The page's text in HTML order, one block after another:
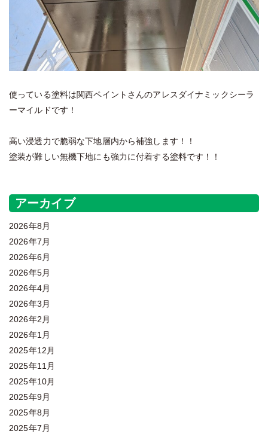
使っている塗料は関西ペイントさんのアレスダイナミックシーラ
ーマイルドです！
高い浸透力で脆弱な下地層内から補強します！！
塗装が難しい無機下地にも強力に付着する塗料です！！
アーカイブ
2026年8月
2026年7月
2026年6月
2026年5月
2026年4月
2026年3月
2026年2月
2026年1月
2025年12月
2025年11月
2025年10月
2025年9月
2025年8月
2025年7月